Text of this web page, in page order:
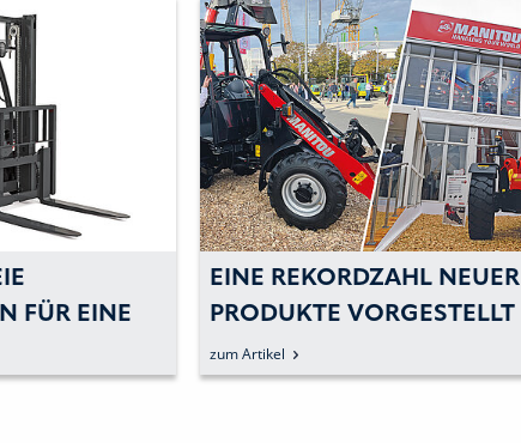
FÜR EINE
ZUKUNFT
EINE REKORDZAHL NEUER
PRODUKTE VORGESTELLT
zum Artikel